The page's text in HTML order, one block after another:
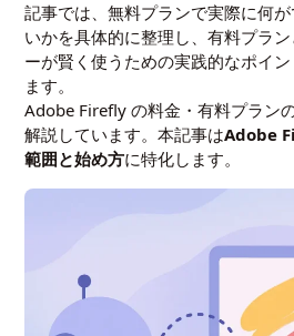
記事では、無料プランで実際に何
いかを具体的に整理し、有料プラ
ーが賢く使うための実践的なポイ
ます。
Adobe Firefly の料金・有料プラン
解説しています。本記事はAdobe
範囲と始め方に特化します。